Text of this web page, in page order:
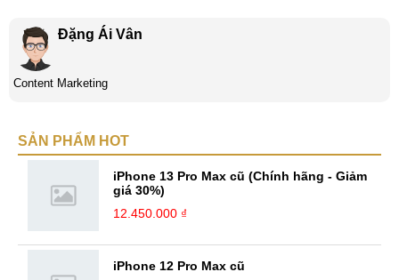
Đặng Ái Vân
Content Marketing
SẢN PHẨM HOT
iPhone 13 Pro Max cũ (Chính hãng - Giảm
giá 30%)
12.450.000 ₫
iPhone 12 Pro Max cũ